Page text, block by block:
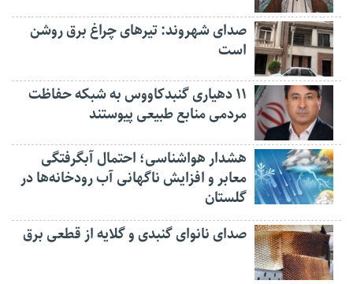
صدای شهروند: تیرهای چراغ برق روشن
است
۱۱ دهیاری گنبدکاووس به شبکه حفاظت
مردمی منابع طبیعی پیوستند
هشدار هواشناسی؛ احتمال آبگرفتگی
معابر و افزایش ناگهانی آب رودخانه‌ها در
گلستان
صدای نانوای گنبدی و گلایه از قطعی برق